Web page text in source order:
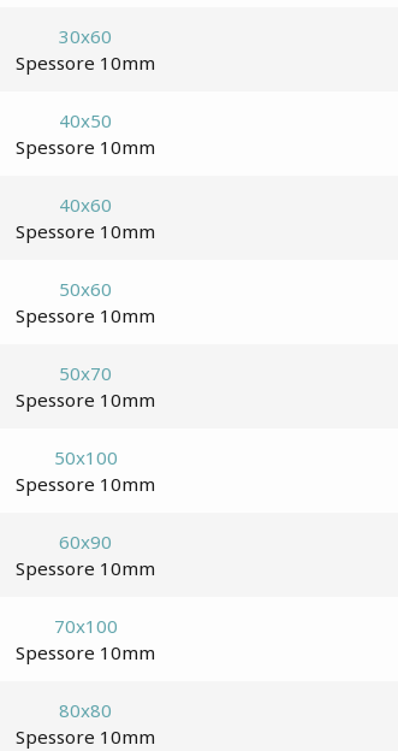
30x60
Spessore 10mm
40x50
Spessore 10mm
40x60
Spessore 10mm
50x60
Spessore 10mm
50x70
Spessore 10mm
50x100
Spessore 10mm
60x90
Spessore 10mm
70x100
Spessore 10mm
80x80
Spessore 10mm